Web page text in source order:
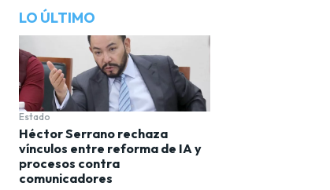
LO ÚLTIMO
Estado
Héctor Serrano rechaza
vínculos entre reforma de IA y
procesos contra
comunicadores